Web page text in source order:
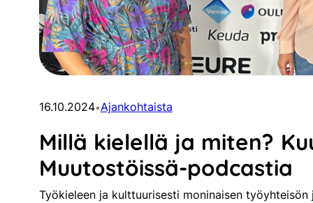
16.10.2024•Ajankohtaista
Millä kielellä ja miten?
Muutostöissä-podcastia
Työkieleen ja kulttuurisesti moninaisen